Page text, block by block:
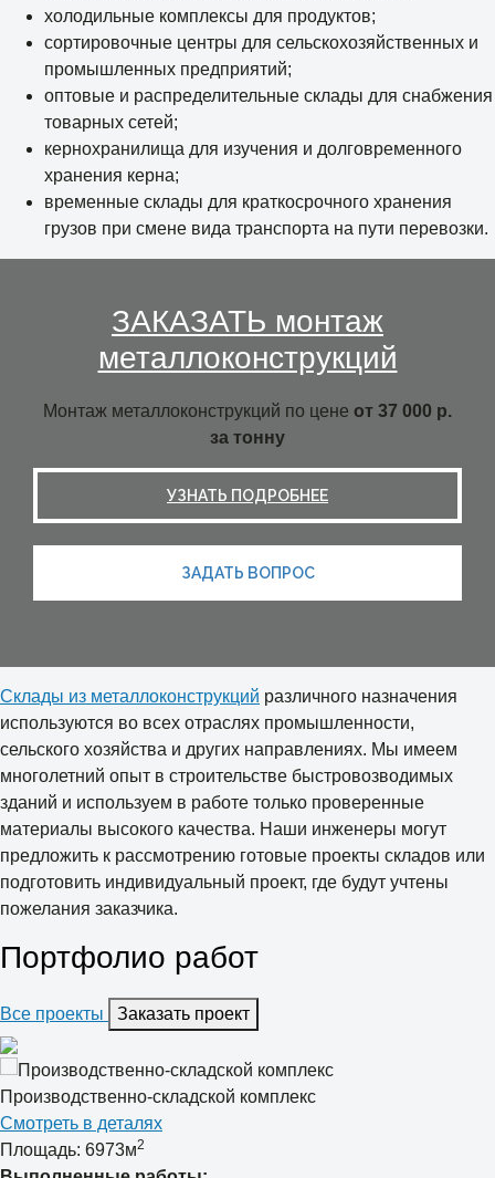
холодильные комплексы для продуктов;
сортировочные центры для сельскохозяйственных и
промышленных предприятий;
оптовые и распределительные склады для снабжения
товарных сетей;
кернохранилища для изучения и долговременного
хранения керна;
временные склады для краткосрочного хранения
грузов при смене вида транспорта на пути перевозки.
ЗАКАЗАТЬ монтаж
металлоконструкций
Монтаж металлоконструкций по цене от 37 000 р.
за тонну
УЗНАТЬ ПОДРОБНЕЕ
ЗАДАТЬ ВОПРОС
Склады из металлоконструкций различного назначения
используются во всех отраслях промышленности,
сельского хозяйства и других направлениях. Мы имеем
многолетний опыт в строительстве быстровозводимых
зданий и используем в работе только проверенные
материалы высокого качества. Наши инженеры могут
предложить к рассмотрению готовые проекты складов или
подготовить индивидуальный проект, где будут учтены
пожелания заказчика.
Портфолио работ
Все проекты Заказать проект
Производственно-складской комплекс
Смотреть в деталях
Площадь: 6973м2